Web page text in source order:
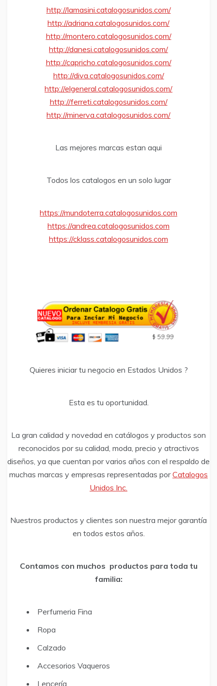
http://lamasini.catalogosunidos.com/
http://adriana.catalogosunidos.com/
http://montero.catalogosunidos.com/
http://danesi.catalogosunidos.com/
http://capricho.catalogosunidos.com/
http://diva.catalogosunidos.com/
http://elgeneral.catalogosunidos.com/
http://ferreti.catalogosunidos.com/
http://minerva.catalogosunidos.com/
Las mejores marcas estan aqui
Todos los catalogos en un solo lugar
https://mundoterra.catalogosunidos.com
https://andrea.catalogosunidos.com
https://cklass.catalogosunidos.com
Quieres iniciar tu negocio en Estados Unidos ?
Esta es tu oportunidad.
La gran calidad y novedad en catálogos y productos son
reconocidos por su calidad, moda, precio y atractivos
diseños, ya que cuentan por varios años con el respaldo de
muchas marcas y empresas representadas porCatalogos
Unidos Inc.
Nuestros productos y clientes son nuestra mejor garantía
en todos estos años.
Contamos con muchos productos para toda tu
familia:
Perfumeria Fina
Ropa
Calzado
Accesorios Vaqueros
Lencería